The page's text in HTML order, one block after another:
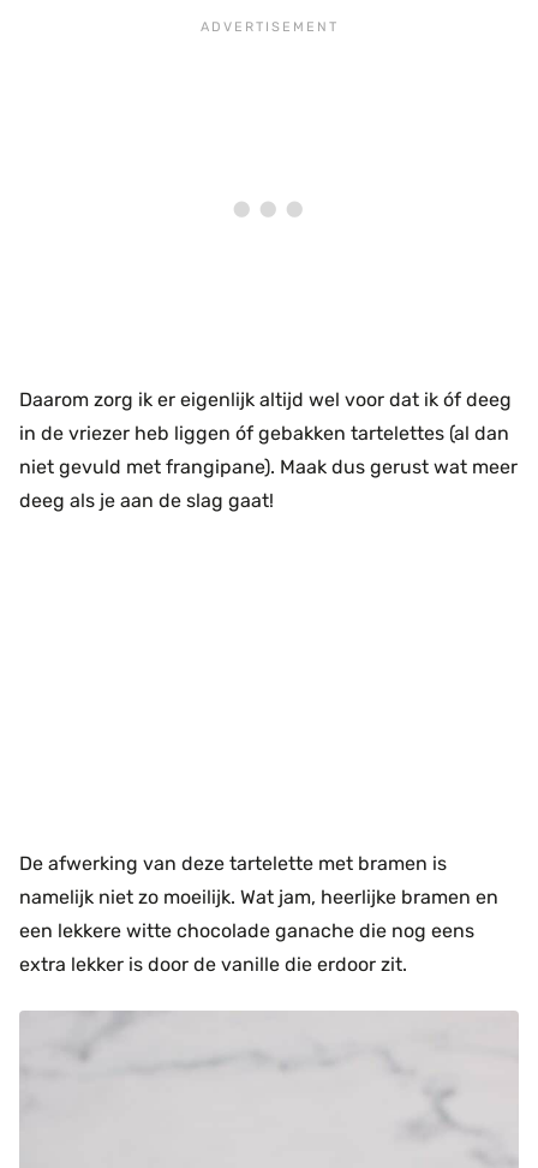
Daarom zorg ik er eigenlijk altijd wel voor dat ik óf deeg
in de vriezer heb liggen óf gebakken tartelettes (al dan
niet gevuld met frangipane). Maak dus gerust wat meer
deeg als je aan de slag gaat!
De afwerking van deze tartelette met bramen is
namelijk niet zo moeilijk. Wat jam, heerlijke bramen en
een lekkere witte chocolade ganache die nog eens
extra lekker is door de vanille die erdoor zit.